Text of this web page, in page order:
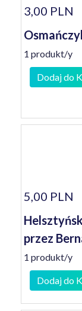
3,00 PLN
1 produkt/y
Dodaj do
5,00 PLN
przez
1 produkt/y
Dodaj do